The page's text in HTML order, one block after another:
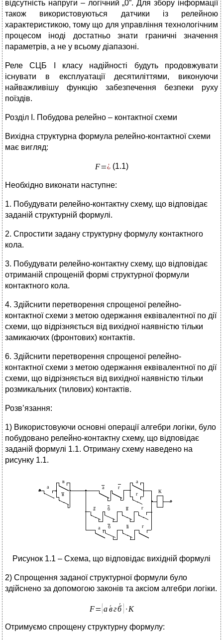
відсутність напруги – логічний „0”. Для збору інформації
також використовуються датчики із релейною
характеристикою, тому що для управління технологічним
процесом іноді достатньо знати граничні значення
параметрів, а не у всьому діапазоні.
Реле СЦБ I класу надійності будуть продовжувати
існувати в експлуатації десятиліттями, виконуючи
найважливішу функцію забезпечення безпеки руху
поїздів.
Розділ І. Побудова релейно – контактної схеми
Вихідна структурна формула релейно-контактної схеми
має вигляд:
(1.1)
Необхідно виконати наступне:
1. Побудувати релейно-контактну схему, що відповідає
заданій структурній формулі.
2. Спростити задану структурну формулу контактного
кола.
3. Побудувати релейно-контактну схему, що відповідає
отриманій спрощеній формі структурної формули
контактного кола.
4. Здійснити перетворення спрощеної релейно-
контактної схеми з метою одержання еквівалентної по дії
схеми, що відрізняється від вихідної наявністю тільки
замикаючих (фронтових) контактів.
6. Здійснити перетворення спрощеної релейно-
контактної схеми з метою одержання еквівалентної по дії
схеми, що відрізняється від вихідної наявністю тільки
розмикальних (тилових) контактів.
Розв’язання:
1) Використовуючи основні операції алгебри логіки, було
побудовано релейно-контактну схему, що відповідає
заданій формулі 1.1. Отриману схему наведено на
рисунку 1.1.
Рисунок 1.1 – Схема, що відповідає вихідній формулі
2) Спрощення заданої структурної формули було
здійснено за допомогою законів та аксіом алгебри логіки.
Отримуємо спрощену структурну формулу: